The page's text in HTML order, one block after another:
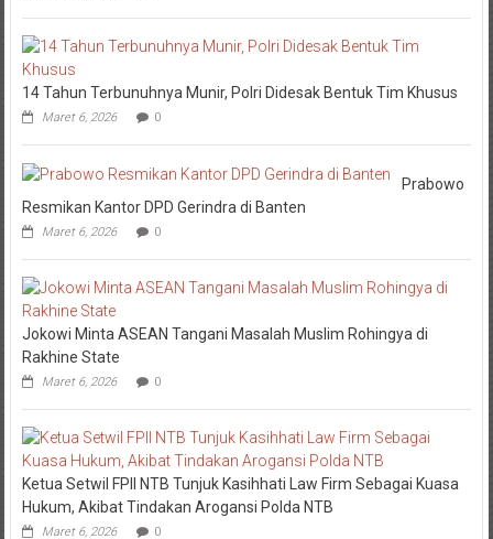
14 Tahun Terbunuhnya Munir, Polri Didesak Bentuk Tim Khusus
Maret 6, 2026 0
Prabowo
Resmikan Kantor DPD Gerindra di Banten
Maret 6, 2026 0
Jokowi Minta ASEAN Tangani Masalah Muslim Rohingya di
Rakhine State
Maret 6, 2026 0
Ketua Setwil FPII NTB Tunjuk Kasihhati Law Firm Sebagai Kuasa
Hukum, Akibat Tindakan Arogansi Polda NTB
Maret 6, 2026 0